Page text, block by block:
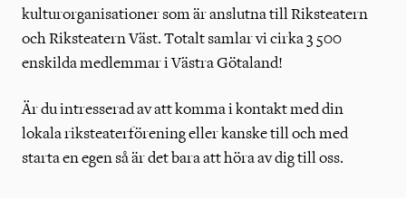
kulturorganisationer som är anslutna till Riksteatern
och Riksteatern Väst. Totalt samlar vi cirka 3 500
enskilda medlemmar i Västra Götaland!
Är du intresserad av att komma i kontakt med din
lokala riksteaterförening eller kanske till och med
starta en egen så är det bara att höra av dig till oss.